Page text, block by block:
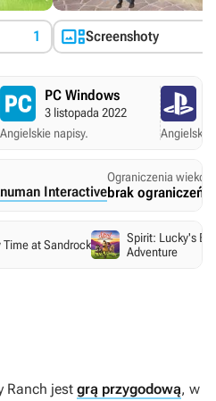
1 Screenshoty
PC Windows
3 listopada 2022
Angielskie napisy.
Angielskie
Interactive
Ograniczenia
brak ograniczeń
Time at Sandrock
Spirit: Lucky's Big
Adventure
Ranch jest grą przygodową, w